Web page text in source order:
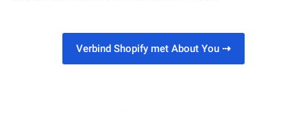
Verbind Shopify met About You ⇢